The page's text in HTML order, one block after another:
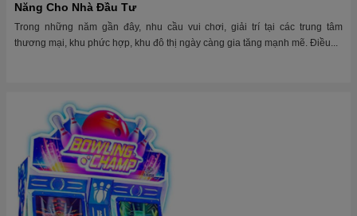
Năng Cho Nhà Đầu Tư
Trong những năm gần đây, nhu cầu vui chơi, giải trí tại các trung tâm
thương mại, khu phức hợp, khu đô thị ngày càng gia tăng mạnh mẽ. Điều...